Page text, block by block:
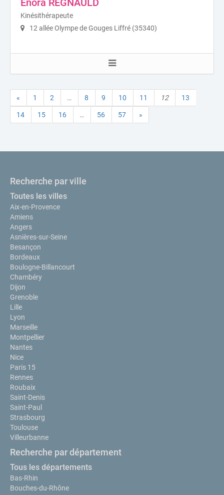
Kinésithérapeute
12 allée Olympe de Gouges Liffré (35340)
« 1 2 … 8 9 10 11 12 13
14 15 16 … 56 57 »
Recherche par ville
Toutes les villes
Aix-en-Provence
Amiens
Angers
Asnières-sur-Seine
Besançon
Bordeaux
Boulogne-Billancourt
Chambéry
Dijon
Grenoble
Lille
Lyon
Marseille
Montpellier
Nantes
Nice
Paris 15
Rennes
Roubaix
Saint-Denis
Saint-Paul
Strasbourg
Toulouse
Villeurbanne
Recherche par département
Tous les départements
Bas-Rhin
Bouches-du-Rhône